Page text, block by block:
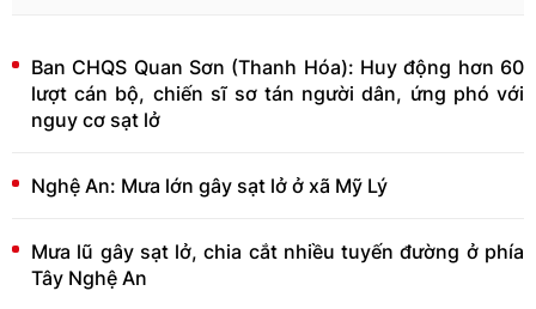
Ban CHQS Quan Sơn (Thanh Hóa): Huy động hơn 60
lượt cán bộ, chiến sĩ sơ tán người dân, ứng phó với
nguy cơ sạt lở
Nghệ An: Mưa lớn gây sạt lở ở xã Mỹ Lý
Mưa lũ gây sạt lở, chia cắt nhiều tuyến đường ở phía
Tây Nghệ An